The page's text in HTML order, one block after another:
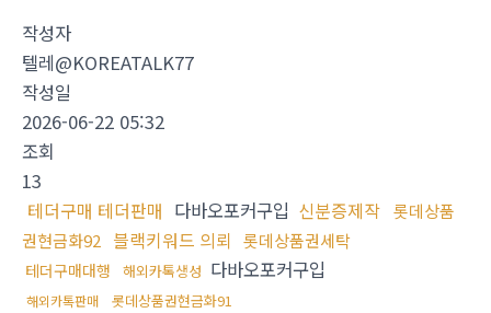
작성자
텔레@KOREATALK77
작성일
2026-06-22 05:32
조회
13
테더구매 테더판매 다바오포커구입 신분증제작 롯데상품
권현금화92 블랙키워드 의뢰 롯데상품권세탁
테더구매대행 해외카톡생성 다바오포커구입
해외카톡판매 롯데상품권현금화91